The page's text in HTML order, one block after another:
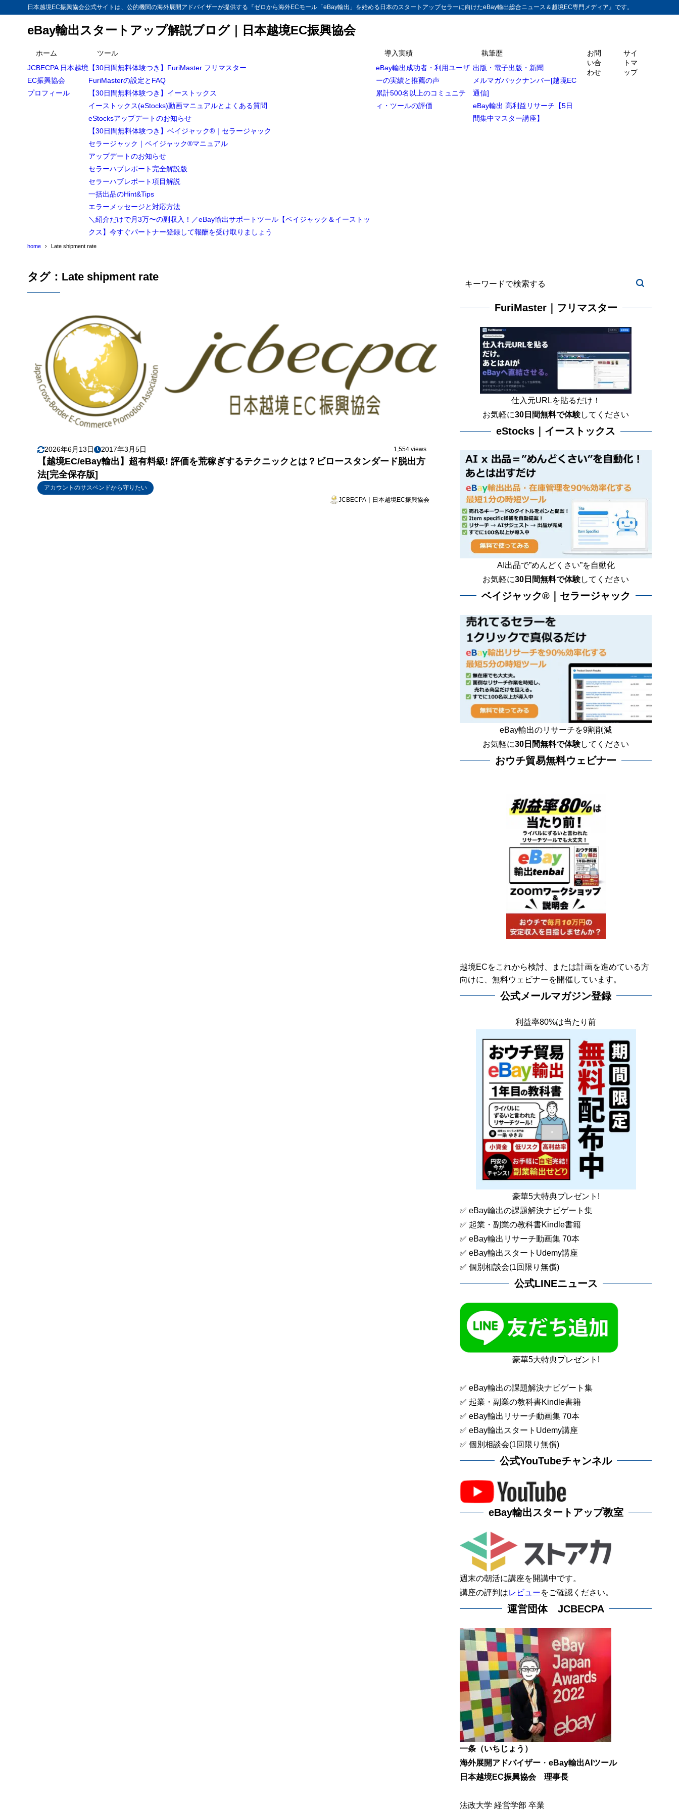
日本越境EC振興協会公式サイトは、公的機関の海外展開アドバイザーが提供する『ゼロから海外ECモール「eBay輸出」を始める日本のスタートアップセラーに向けたeBay輸出総合ニュース＆越境EC専門メディア』です。
eBay輸出スタートアップ解説ブログ｜日本越境EC振興協会
ホーム
JCBECPA 日本越境
EC振興協会
プロフィール
ツール
【30日間無料体験つき】FuriMaster フリマスター
FuriMasterの設定とFAQ
【30日間無料体験つき】イーストックス
イーストックス(eStocks)動画マニュアルとよくある質問
eStocksアップデートのお知らせ
【30日間無料体験つき】ベイジャック®｜セラージャック
セラージャック｜ベイジャック®マニュアル
アップデートのお知らせ
セラーハブレポート完全解説版
セラーハブレポート項目解説
一括出品のHint&Tips
エラーメッセージと対応方法
＼紹介だけで月3万〜の副収入！／eBay輸出サポートツール【ベイジャック＆イーストッ
クス】今すぐパートナー登録して報酬を受け取りましょう
導入実績
eBay輸出成功者・利用ユーザ
ーの実績と推薦の声
累計500名以上のコミュニテ
ィ・ツールの評価
執筆歴
出版・電子出版・新聞
メルマガバックナンバー[越境EC
通信]
eBay輸出 高利益リサーチ【5日
間集中マスター講座】
お問
い合
わせ
サイ
トマ
ップ
home Late shipment rate
タグ：Late shipment rate
2026年6月13日 2017年3月5日 1,554 views
【越境EC/eBay輸出】超有料級! 評価を荒稼ぎするテクニックとは？ビロースタンダード脱出方
法[完全保存版]
アカウントのサスペンドから守りたい
JCBECPA｜日本越境EC振興協会
FuriMaster｜フリマスター
仕入元URLを貼るだけ！
お気軽に30日間無料で体験してください
eStocks｜イーストックス
AI出品で”めんどくさい”を自動化
お気軽に30日間無料で体験してください
ベイジャック®｜セラージャック
eBay輸出のリサーチを9割削減
お気軽に30日間無料で体験してください
おウチ貿易無料ウェビナー
越境ECをこれから検討、または計画を進めている方
向けに、無料ウェビナーを開催しています。
公式メールマガジン登録
利益率80%は当たり前
豪華5大特典プレゼント!
✅ eBay輸出の課題解決ナビゲート集
✅ 起業・副業の教科書Kindle書籍
✅ eBay輸出リサーチ動画集 70本
✅ eBay輸出スタートUdemy講座
✅ 個別相談会(1回限り無償)
公式LINEニュース
豪華5大特典プレゼント!
✅ eBay輸出の課題解決ナビゲート集
✅ 起業・副業の教科書Kindle書籍
✅ eBay輸出リサーチ動画集 70本
✅ eBay輸出スタートUdemy講座
✅ 個別相談会(1回限り無償)
公式YouTubeチャンネル
eBay輸出スタートアップ教室
週末の朝活に講座を開講中です。
講座の評判はレビューをご確認ください。
運営団体 JCBECPA
一条（いちじょう）
海外展開アドバイザー ・eBay輸出AIツール
日本越境EC振興協会 理事長
法政大学 経営学部 卒業